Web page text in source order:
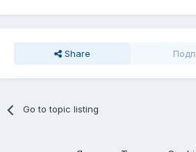
Share
Go to topic listing